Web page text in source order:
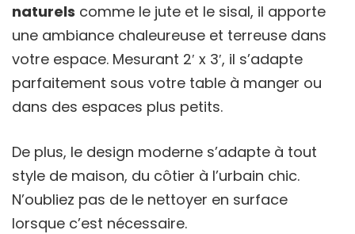
naturels comme le jute et le sisal, il apporte
une ambiance chaleureuse et terreuse dans
votre espace. Mesurant 2′ x 3′, il s’adapte
parfaitement sous votre table à manger ou
dans des espaces plus petits.
De plus, le design moderne s’adapte à tout
style de maison, du côtier à l’urbain chic.
N’oubliez pas de le nettoyer en surface
lorsque c’est nécessaire.